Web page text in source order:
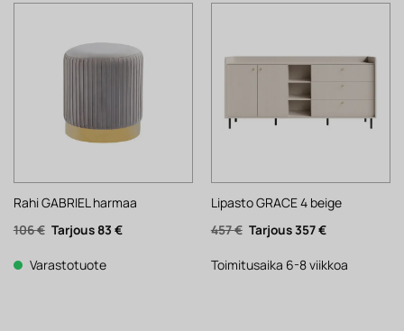
Rahi GABRIEL harmaa
106€ Alkuperäinen
hinta
106 €.
83 €Nykyinen
Varastotuote
Lipasto GRACE 4 beige
457€ Alkuperäinen
hinta
457 €.
357€Nykyinen
357 €.
Toimitusaika 6-8 viikkoa